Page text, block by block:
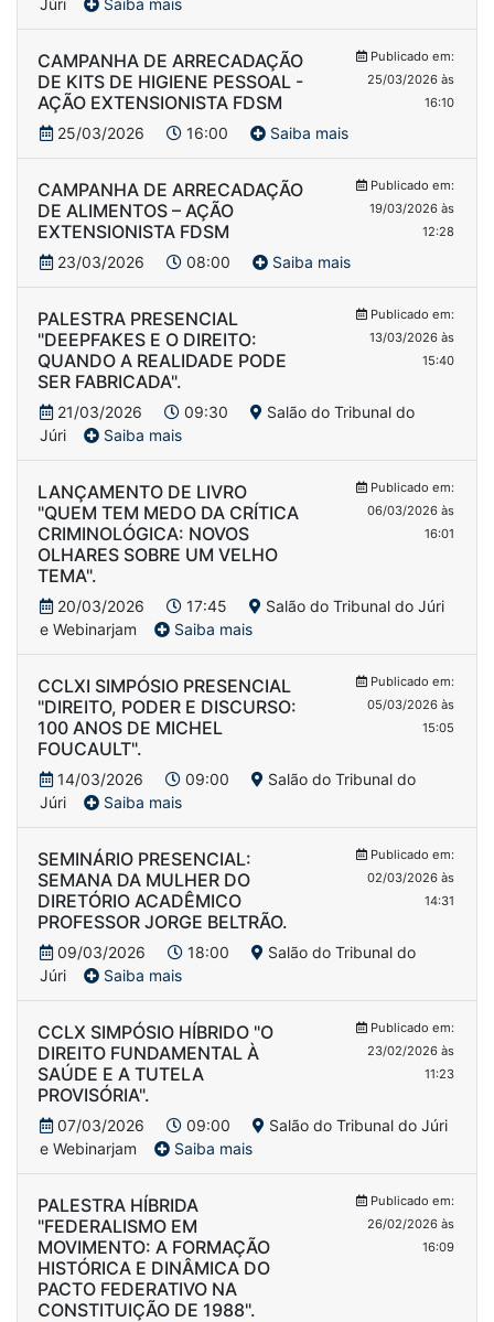
Júri
Saiba mais
CAMPANHA DE ARRECADAÇÃO
DE KITS DE HIGIENE PESSOAL -
AÇÃO EXTENSIONISTA FDSM
Publicado em:
25/03/2026 às
16:10
25/03/2026 16:00 Saiba mais
CAMPANHA DE ARRECADAÇÃO
DE ALIMENTOS – AÇÃO
EXTENSIONISTA FDSM
Publicado em:
19/03/2026 às
12:28
23/03/2026 08:00 Saiba mais
PALESTRA PRESENCIAL
"DEEPFAKES E O DIREITO:
QUANDO A REALIDADE PODE
SER FABRICADA".
Publicado em:
13/03/2026 às
15:40
21/03/2026 09:30
Salão do Tribunal do
Júri
Saiba mais
LANÇAMENTO DE LIVRO
"QUEM TEM MEDO DA CRÍTICA
CRIMINOLÓGICA: NOVOS
OLHARES SOBRE UM VELHO
TEMA".
Publicado em:
06/03/2026 às
16:01
20/03/2026 17:45
Salão do Tribunal do Júri
e Webinarjam
Saiba mais
CCLXI SIMPÓSIO PRESENCIAL
"DIREITO, PODER E DISCURSO:
100 ANOS DE MICHEL
FOUCAULT".
Publicado em:
05/03/2026 às
15:05
14/03/2026 09:00
Salão do Tribunal do
Júri
Saiba mais
SEMINÁRIO PRESENCIAL:
SEMANA DA MULHER DO
DIRETÓRIO ACADÊMICO
PROFESSOR JORGE BELTRÃO.
Publicado em:
02/03/2026 às
14:31
09/03/2026 18:00
Salão do Tribunal do
Júri
Saiba mais
CCLX SIMPÓSIO HÍBRIDO "O
DIREITO FUNDAMENTAL À
SAÚDE E A TUTELA
PROVISÓRIA".
Publicado em:
23/02/2026 às
11:23
07/03/2026 09:00
Salão do Tribunal do Júri
e Webinarjam
Saiba mais
PALESTRA HÍBRIDA
"FEDERALISMO EM
MOVIMENTO: A FORMAÇÃO
HISTÓRICA E DINÂMICA DO
PACTO FEDERATIVO NA
CONSTITUIÇÃO DE 1988".
Publicado em:
26/02/2026 às
16:09